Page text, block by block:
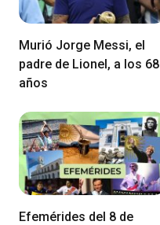
Murió Jorge Messi, el
padre de Lionel, a los 68
años
Efemérides del 8 de